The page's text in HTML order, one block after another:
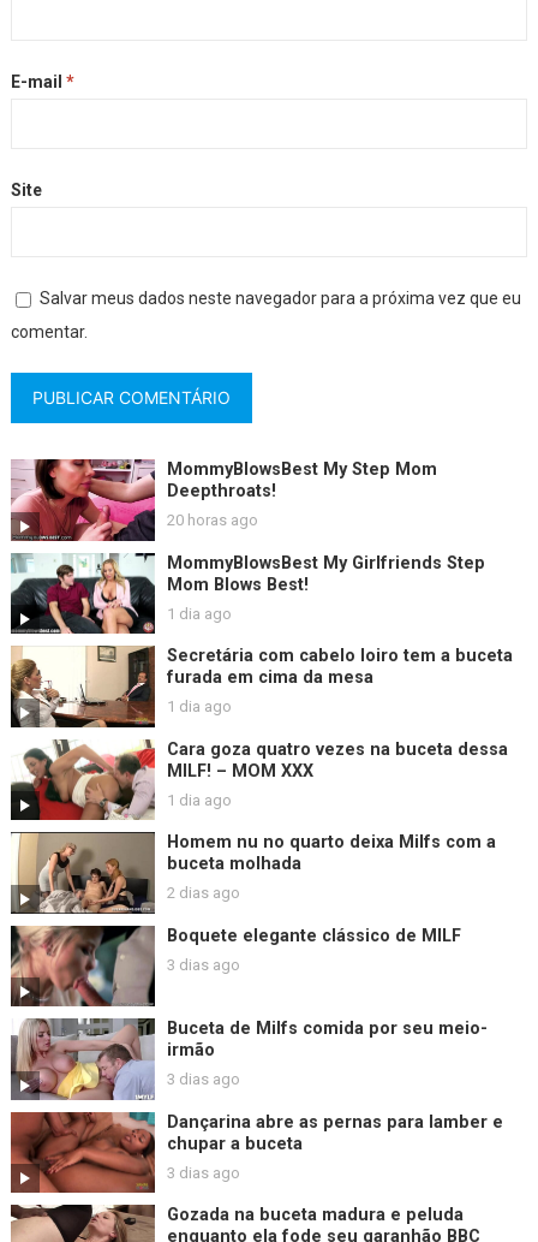
E-mail *
Site
Salvar meus dados neste navegador para a próxima vez que eu
comentar.
MommyBlowsBest My Step Mom
Deepthroats!
20 horas ago
MommyBlowsBest My Girlfriends Step
Mom Blows Best!
1 dia ago
Secretária com cabelo loiro tem a buceta
furada em cima da mesa
1 dia ago
Cara goza quatro vezes na buceta dessa
MILF! – MOM XXX
1 dia ago
Homem nu no quarto deixa Milfs com a
buceta molhada
2 dias ago
Boquete elegante clássico de MILF
3 dias ago
Buceta de Milfs comida por seu meio-
irmão
3 dias ago
Dançarina abre as pernas para lamber e
chupar a buceta
3 dias ago
Gozada na buceta madura e peluda
enquanto ela fode seu garanhão BBC